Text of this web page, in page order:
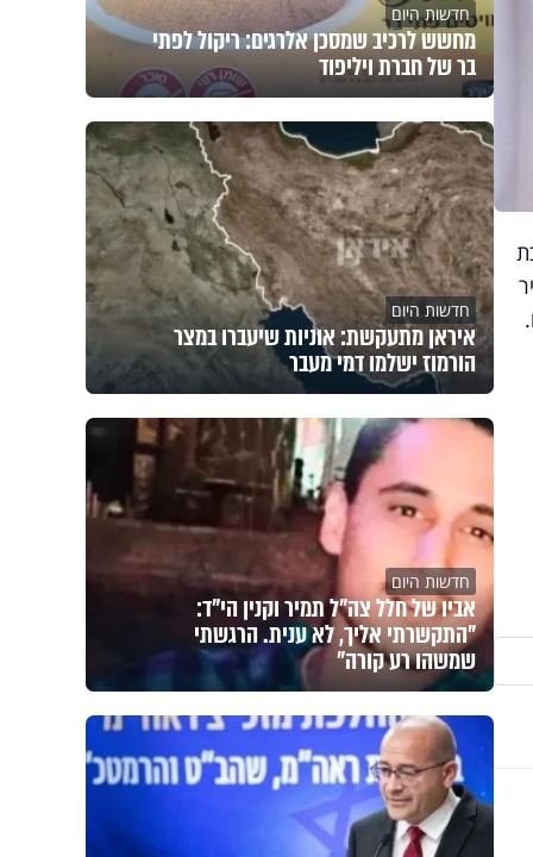
צעיר
חדשות היום
מחשש לרכיב שמסכן אלרגים: ריקול לפתי
בר של חברת ויליפוד
חדשות היום
איראן מתעקשת: אוניות שיעברו במצר
הורמוז ישלמו דמי מעבר
חדשות היום
אביו של חלל צה"ל תמיר וקנין הי"ד:
"התקשרתי אליך, לא ענית. הרגשתי
שמשהו רע קורה"